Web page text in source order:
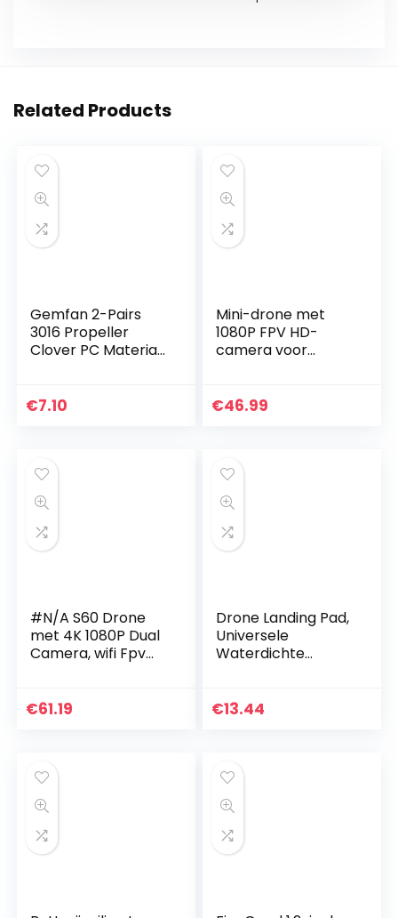
Related Products
Gemfan 2-Pairs
3016 Propeller
Clover PC Material
Aperture
€7.10
Mini-drone met
1080P FPV HD-
camera voor
quadcopter met
€46.99
#N/A S60 Drone
met 4K 1080P Dual
Camera, wifi Fpv
4K Hd Groothoek
€61.19
Drone Landing Pad,
Universele
Waterdichte
Drone Landing Pad
€13.44